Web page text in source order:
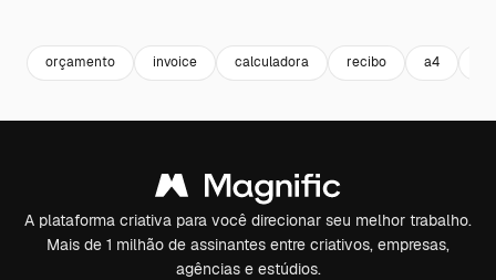
orçamento invoice calculadora recibo a4
A plataforma criativa para você direcionar seu melhor trabalho.
Mais de 1 milhão de assinantes entre criativos, empresas,
agências e estúdios.